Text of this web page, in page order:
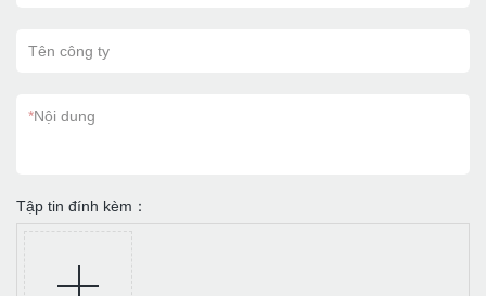
Tên công ty
*Nội dung
Tập tin đính kèm：